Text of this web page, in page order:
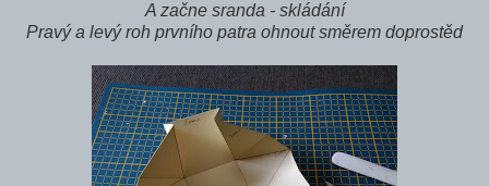
A začne sranda - skládání
Pravý a levý roh prvního patra ohnout směrem doprostěd